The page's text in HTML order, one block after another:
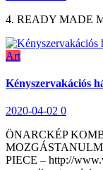
4. READY MADE
Art
Kényszervakációs
2020-04-02 0
ÖNARCKÉP
PIECE – http://